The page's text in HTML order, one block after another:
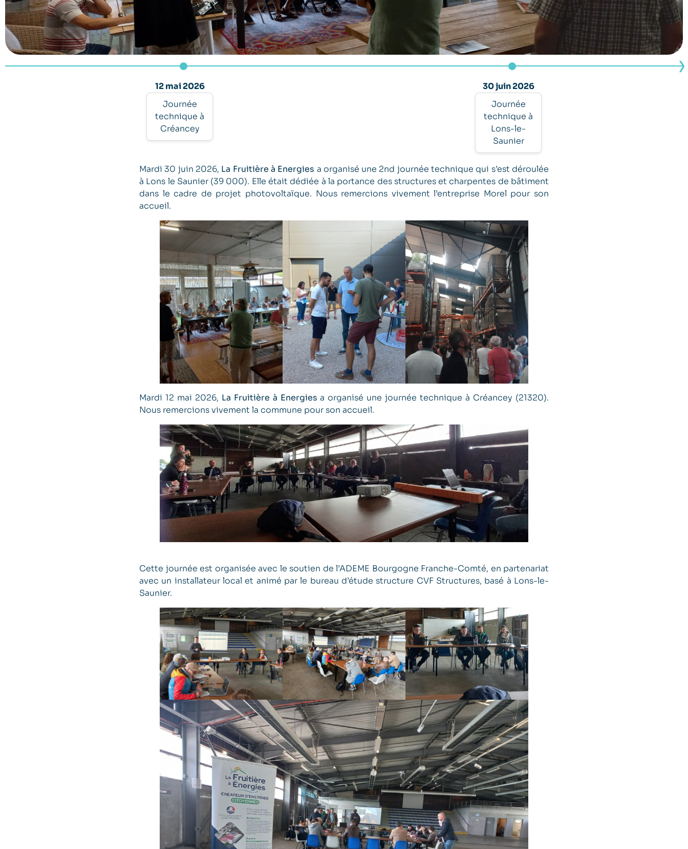
12 mai 2026
Journée
technique à
Créancey
30 juin 2026
Journée
technique à
Lons-le-
Saunier
Mardi 30 juin 2026, La Fruitière à Energies a organisé une 2nd journée technique qui s’est déroulée
à Lons le Saunier (39 000). Elle était dédiée à la portance des structures et charpentes de bâtiment
dans le cadre de projet photovoltaïque. Nous remercions vivement l’entreprise Morel pour son
accueil.
Mardi 12 mai 2026, La Fruitière à Energies a organisé une journée technique à Créancey (21320).
Nous remercions vivement la commune pour son accueil.
Cette journée est organisée avec le soutien de l’ADEME Bourgogne Franche-Comté, en partenariat
avec un installateur local et animé par le bureau d’étude structure CVF Structures, basé à Lons-le-
Saunier.